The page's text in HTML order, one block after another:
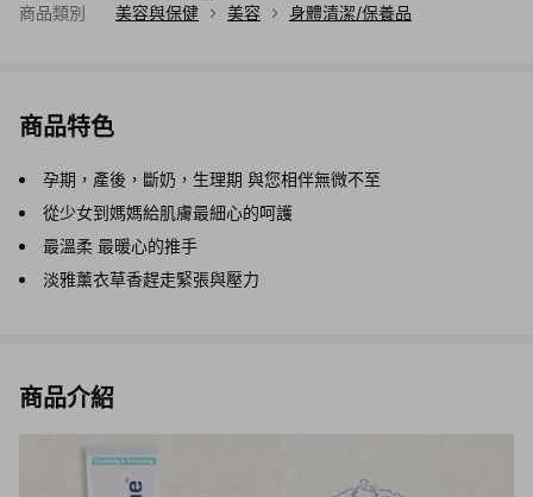
商品類別
美容與保健 美容 身體清潔/保養品
商品特色
孕期，產後，斷奶，生理期 與您相伴無微不至
從少女到媽媽給肌膚最細心的呵護
最溫柔 最暖心的推手
淡雅薰衣草香趕走緊張與壓力
商品介紹